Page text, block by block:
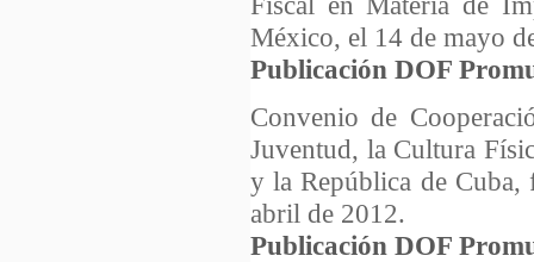
México, el 14 de mayo
Publicación DOF
Convenio de
Juventud, la Cultura
y la República de Cuba,
abril de 2012.
Publicación DOF